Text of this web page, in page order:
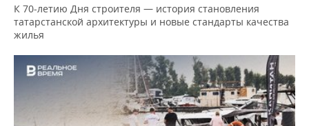
К 70-летию Дня строителя — история становления
татарстанской архитектуры и новые стандарты качества
жилья